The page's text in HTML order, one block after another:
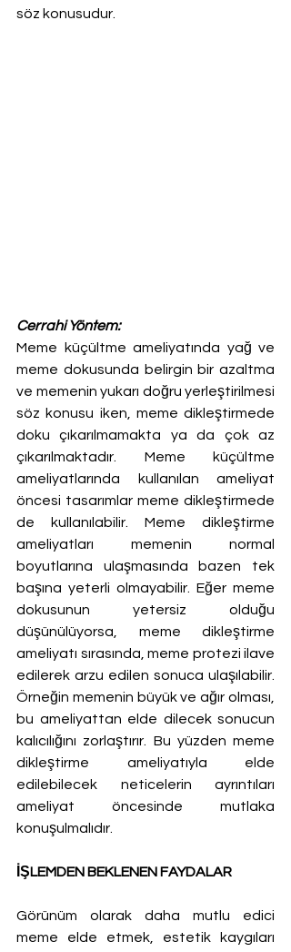
söz konusudur.
Cerrahi Yöntem:
Meme küçültme ameliyatında yağ ve
meme dokusunda belirgin bir azaltma
ve memenin yukarı doğru yerleştirilmesi
söz konusu iken, meme dikleştirmede
doku çıkarılmamakta ya da çok az
çıkarılmaktadır. Meme küçültme
ameliyatlarında kullanılan ameliyat
öncesi tasarımlar meme dikleştirmede
de kullanılabilir. Meme dikleştirme
ameliyatları memenin normal
boyutlarına ulaşmasında bazen tek
başına yeterli olmayabilir. Eğer meme
dokusunun yetersiz olduğu
düşünülüyorsa, meme dikleştirme
ameliyatı sırasında, meme protezi ilave
edilerek arzu edilen sonuca ulaşılabilir.
Örneğin memenin büyük ve ağır olması,
bu ameliyattan elde dilecek sonucun
kalıcılığını zorlaştırır. Bu yüzden meme
dikleştirme ameliyatıyla elde
edilebilecek neticelerin ayrıntıları
ameliyat öncesinde mutlaka
konuşulmalıdır.
İŞLEMDEN BEKLENEN FAYDALAR
Görünüm olarak daha mutlu edici
meme elde etmek, estetik kaygıları